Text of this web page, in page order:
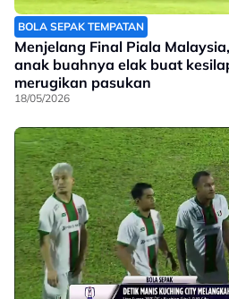
BOLA SEPAK TEMPATAN
Menjelang Final Piala
anak buahnya elak buat
merugikan pasukan
18/05/2026